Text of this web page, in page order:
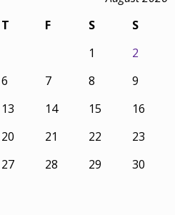
T F S
S
1
2
6 7 8
9
13 14 15
16
20 21 22
23
27 28 29
30